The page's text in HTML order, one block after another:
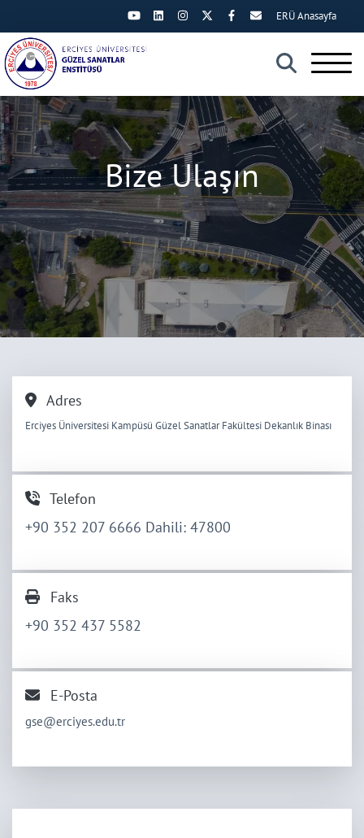
×
ERÜ Anasayfa
Bize Ulaşın
Adres
Erciyes Üniversitesi Kampüsü Güzel Sanatlar Fakültesi Dekanlık Binası
Telefon
+90 352 207 6666 Dahili: 47800
Faks
+90 352 437 5582
E-Posta
gse@erciyes.edu.tr